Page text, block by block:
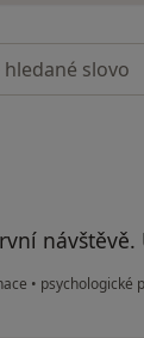
názorech
• psychologické